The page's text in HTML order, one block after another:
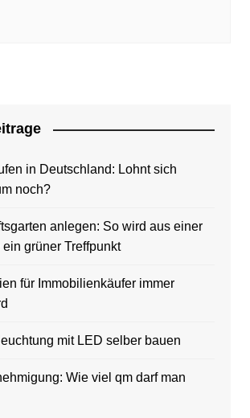
in Deutschland: Lohnt sich
noch?
anlegen: So wird aus einer
grüner Treffpunkt
für Immobilienkäufer immer
mit LED selber bauen
Wie viel qm darf man